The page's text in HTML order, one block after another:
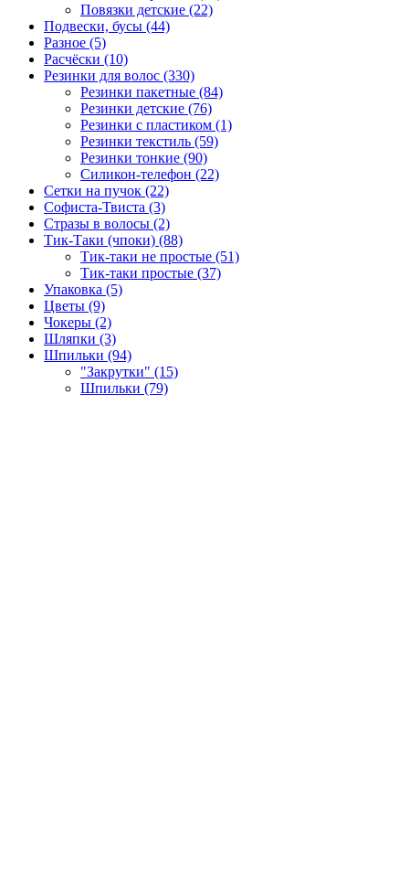
Повязки детские (22)
Подвески, бусы (44)
Разное (5)
Расчёски (10)
Резинки для волос (330)
Резинки пакетные (84)
Резинки детские (76)
Резинки с пластиком (1)
Резинки текстиль (59)
Резинки тонкие (90)
Силикон-телефон (22)
Сетки на пучок (22)
Софиста-Твиста (3)
Стразы в волосы (2)
Тик-Таки (чпоки) (88)
Тик-таки не простые (51)
Тик-таки простые (37)
Упаковка (5)
Цветы (9)
Чокеры (2)
Шляпки (3)
Шпильки (94)
"Закрутки" (15)
Шпильки (79)